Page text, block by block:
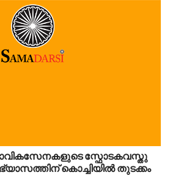
സ്ഫോടകവസ്തു
കൊച്ചിയിൽ തുടക്കം